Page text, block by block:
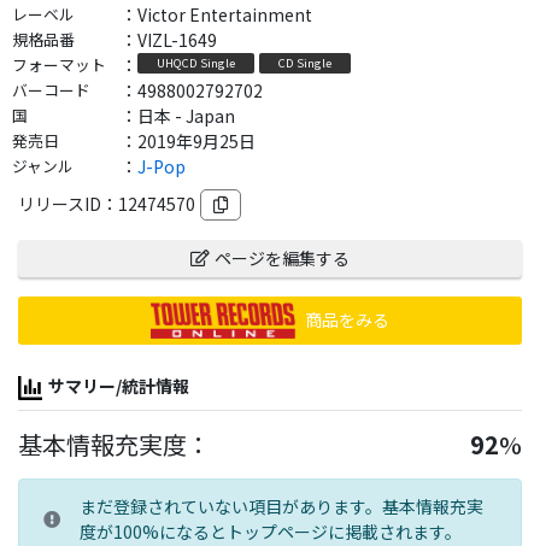
レーベル ： Victor Entertainment
規格品番 ： VIZL-1649
フォーマット ： UHQCD Single CD Single
バーコード ： 4988002792702
国 ： 日本 - Japan
発売日 ： 2019年9月25日
ジャンル ： J-Pop
リリースID： 12474570
ページを編集する
商品をみる
サマリー/統計情報
基本情報充実度： 92%
まだ登録されていない項目があります。基本情報充実
度が100%になるとトップページに掲載されます。